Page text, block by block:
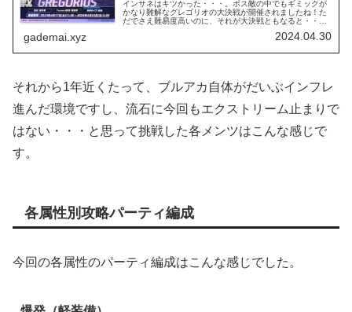
インサネはキツかった・・・。ボス敵の中でもギミックが
かなり難解なグレゴリオの大決戦が開催されましたね！た
だでさえ難易度高いのに、それが大決戦ともなると・・・
gademai.xyz 2024.04.30
それから1年近くたって、ブルアカ自体がだいぶインフレ
進んだ環境ですし、流石に今回もエクストリーム止まりで
はない・・・と思って挑戦した各メンツはこんな感じで
す。
各属性別攻略パーティ編成
今回の各属性のパーティ編成はこんな感じでした。